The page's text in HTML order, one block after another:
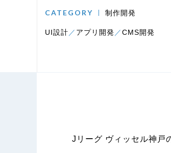
CATEGORY 制作開発
UI設計 アプリ開発 CMS開発
Jリーグ ヴィッセル神戸